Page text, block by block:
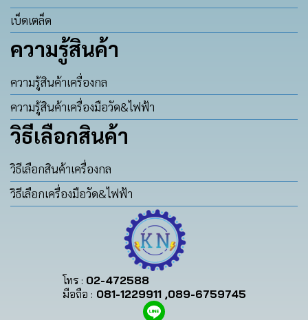
เบ็ดเตล็ด
ความรู้สินค้า
ความรู้สินค้าเครื่องกล
ความรู้สินค้าเครื่องมือวัด&ไฟฟ้า
วิธีเลือกสินค้า
วิธีเลือกสินค้าเครื่องกล
วิธีเลือกเครื่องมือวัด&ไฟฟ้า
โทร : 02-472588
มือถือ : 081-1229911 ,089-6759745